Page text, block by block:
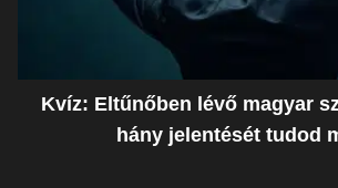
Kvíz: Eltűnőben lévő magyar
hány jelentését tudod